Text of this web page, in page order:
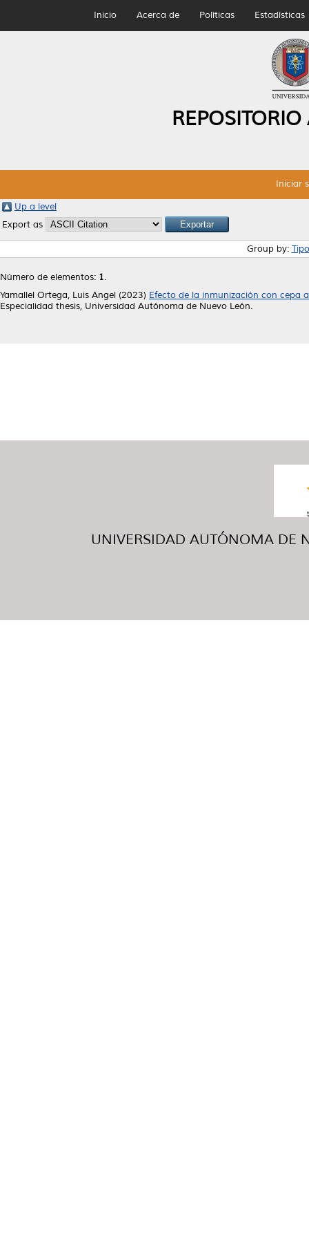
Inicio Acerca de Políticas Estadísticas
Iniciar
Up a level
Export as
Group by:
Número de elementos: 1.
Yamallel Ortega, Luis Angel (2023) Efecto de la inmunización con cepa
Especialidad thesis, Universidad Autónoma de Nuevo León.
UNIVERSIDAD AUTÓNOMA DE